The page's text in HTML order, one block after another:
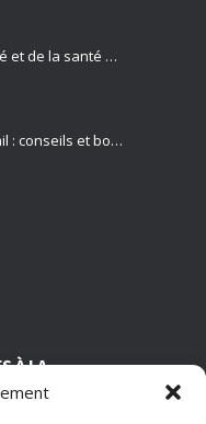
Journée mondiale de la sécurité et de la santé au travail : focus sur la prévention des risques professionnels
Comment bouger plus au travail : conseils et bonnes pratiques pour préserver sa santé
À LA